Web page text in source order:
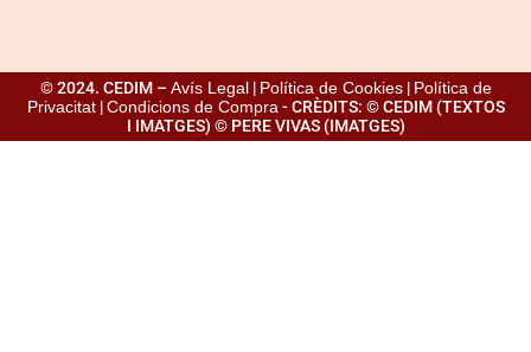
© 2024. CEDIM – Avís Legal| Política de Cookies| Política de
Privacitat|Condicions de Compra - CRÈDITS: © CEDIM (TEXTOS
I IMATGES) © PERE VIVAS (IMATGES)